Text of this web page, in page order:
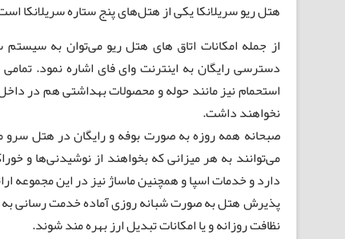
هتل ریو سریلانکا یکی از هتل‌های پنج ستاره سریلانکا
از جمله امکانات اتاق های هتل ریو می‌توان به
دسترسی رایگان به اینترنت وای فای اشاره نمود.
استحمام نیز مانند حوله و محصولات بهداشتی هم در
نخواهند داشت.
می‌توانند به هر میزانی که بخواهند از نوشیدنی‌ها و
دارد و خدمات اسپا و همچنین ماساژ نیز در این مجموعه
پذیرش هتل به صورت شبانه روزی آماده خدمت رسانی به
نظافت روزانه و یا امکانات تبدیل ارز بهره مند شوند.